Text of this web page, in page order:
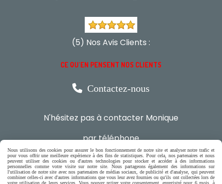
(5) Nos Avis Clients :
CE QU'EN PENSENT NOS CLIENTS
 Contactez-nous
N'hésitez pas à contacter Monique
par téléphone
0618321265
ou par message
Nous utilisons des cookies pour assurer le bon fonctionnement de notre site et analyser notre trafic et
pour vous offrir une meilleure expérience à des fins de statistiques. Pour cela, nos partenaires et nous
peuvent utiliser des cookies ou d'autres technologies pour stocker et accéder à des informations
personnelles comme votre visite sur notre site. Nous partageons également des informations sur
l'utilisation de notre site avec nos partenaires de médias sociaux, de publicité et d'analyse, qui peuvent
combiner celles-ci avec d'autres informations que vous leur avez fournies ou qu'ils ont collectées lors de
votre utilisation de leurs services. Vous pouvez retirer votre consentement, enregistré pour 6 mois, à